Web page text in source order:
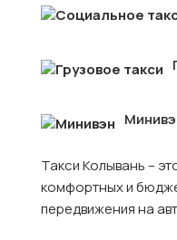
Такси Колывань –
комфортных и
передвижения на